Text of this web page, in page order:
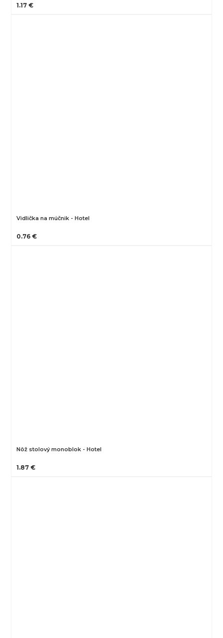
1.17 €
Vidlička na múčnik - Hotel
0.76 €
Nôž stolový monoblok - Hotel
1.87 €